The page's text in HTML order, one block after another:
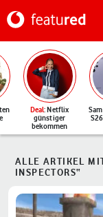
Deal: Netflix
günstiger
bekommen
ALLE ARTIKEL
INSPECTORS“